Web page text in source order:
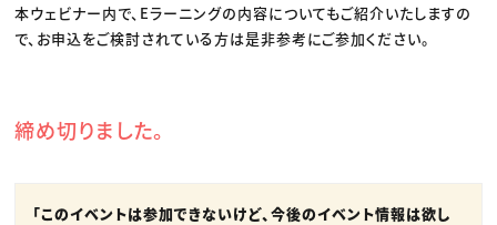
本ウェビナー内で、Eラーニングの内容についてもご紹介いたしますの
で、お申込をご検討されている方は是非参考にご参加ください。
締め切りました。
「このイベントは参加できないけど、今後のイベント情報は欲し